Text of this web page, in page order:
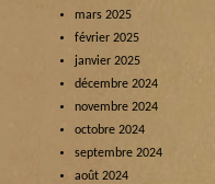
mars 2025
février 2025
janvier 2025
décembre 2024
novembre 2024
octobre 2024
septembre 2024
août 2024